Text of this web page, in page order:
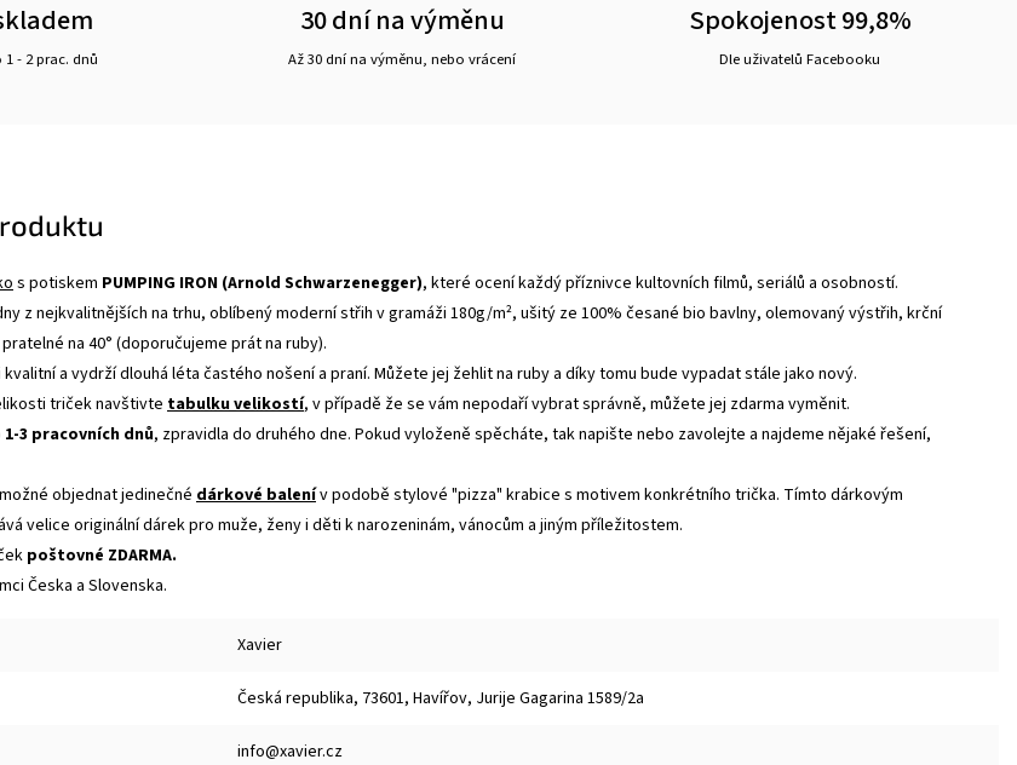
- 2 prac. dnů
30 dní na výměnu
Až 30 dní na výměnu, nebo vrácení
Spokojenost 99,8%
Dle uživatelů Facebooku
s potiskem PUMPING IRON (Arnold Schwarzenegger), které ocení každý příznivce kultovních filmů, seriálů a osobností.
z nejkvalitnějších na trhu, oblíbený moderní střih v gramáži 180g/m², ušitý ze 100% česané bio bavlny, olemovaný výstřih, krční
na 40° (doporučujeme prát na ruby).
a vydrží dlouhá léta častého nošení a praní. Můžete jej žehlit na ruby a díky tomu bude vypadat stále jako nový.
triček navštivte tabulku velikostí, v případě že se vám nepodaří vybrat správně, můžete jej zdarma vyměnit.
3 pracovních dnů, zpravidla do druhého dne. Pokud vyloženě spěcháte, tak napište nebo zavolejte a najdeme nějaké řešení,
objednat jedinečné dárkové balenív podobě stylové "pizza" krabice s motivem konkrétního trička. Tímto dárkovým
velice originální dárek pro muže, ženy i děti k narozeninám, vánocům a jiným příležitostem.
poštovné ZDARMA.
Česka a Slovenska.
Xavier
Česká republika, 73601, Havířov, Jurije Gagarina 1589/2a
info@xavier.cz